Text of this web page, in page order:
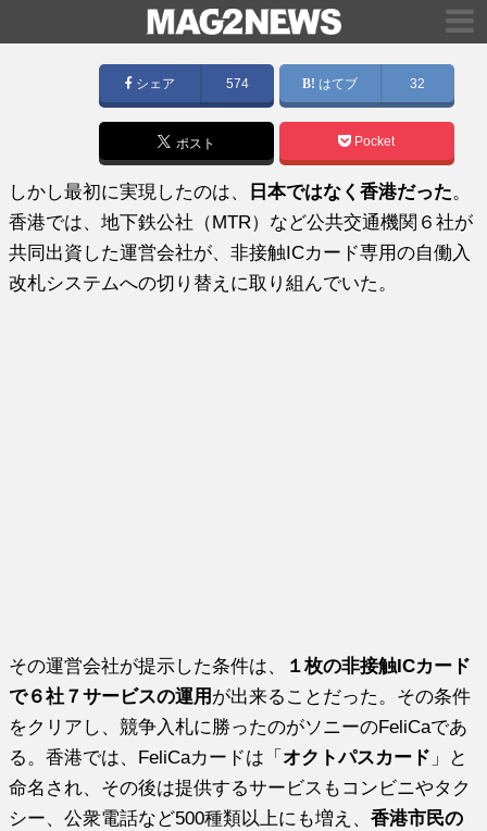
シェア 574 はてブ 32
ポスト Pocket
しかし最初に実現したのは、 日本ではなく香港だった。
香港では、地下鉄公社（MTR）など公共交通機関６社が
共同出資した運営会社が、非接触ICカード専用の自働入
改札システムへの切り替えに取り組んでいた。
その運営会社が提示した条件は、
１枚の非接触ICカード
で６社７サービスの運用 が出来ることだった。その条件
をクリアし、競争入札に勝ったのがソニーのFeliCaであ
る。香港では、FeliCaカードは「 オクトパスカード 」と
命名され、その後は提供するサービスもコンビニやタク
シー、公衆電話など500種類以上にも増え、香港市民の